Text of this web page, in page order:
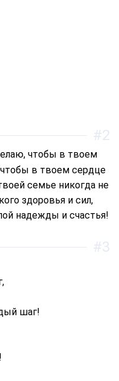
в твоем сердце
семье никогда не
здоровья и сил,
надежды и счастья!
#2
шаг!
#3